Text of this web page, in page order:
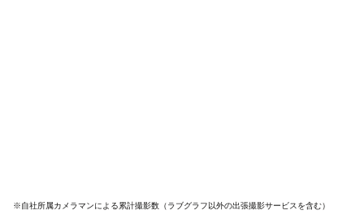
※自社所属カメラマンによる累計撮影数（ラブグラフ以外の出張撮影サービスを含む）